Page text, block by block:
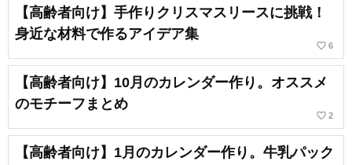
【高齢者向け】手作りクリスマスリースに挑戦！
身近な材料で作るアイデア集
favorite_border 6
【高齢者向け】10月のカレンダー作り。オススメ
のモチーフまとめ
favorite_border 2
【高齢者向け】1月のカレンダー作り。牛乳パック